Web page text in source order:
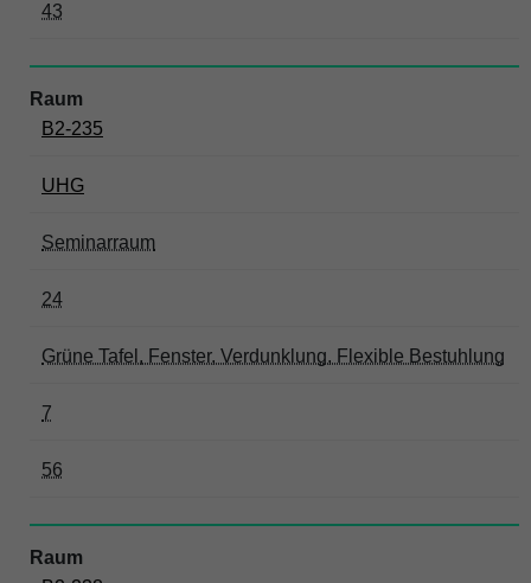
43
B2-235
UHG
Seminarraum
24
Grüne Tafel, Fenster, Verdunklung, Flexible Bestuhlung
7
56